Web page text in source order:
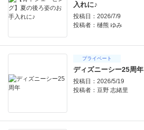
入れに♪
投稿日：2026/7/9
投稿者： 樋熊 ゆみ
プライベート
ディズニーシー25周年
投稿日：2026/5/19
投稿者： 豆野 志緒里